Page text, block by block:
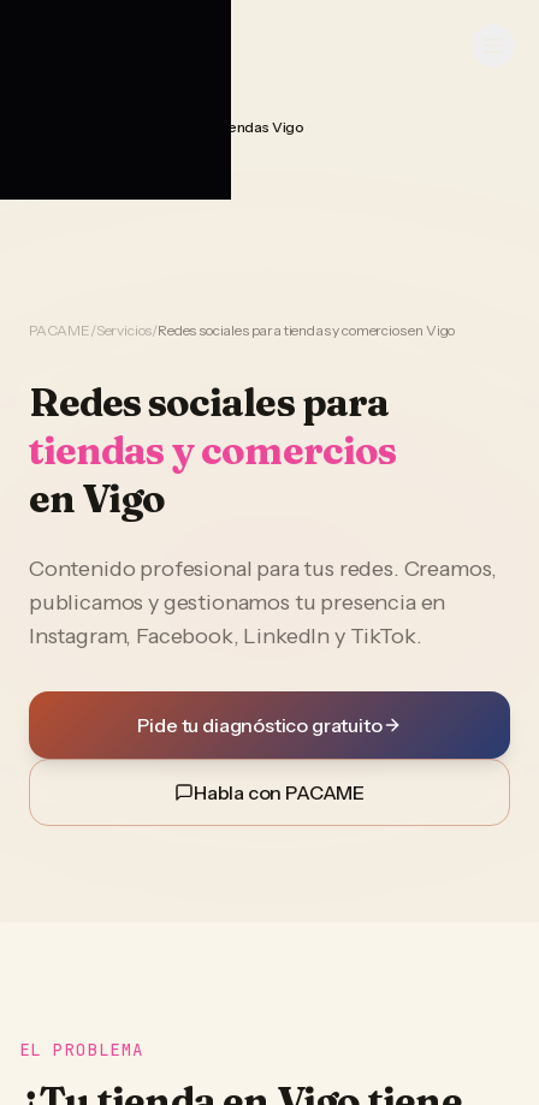
Gestion Redes Sociales Tiendas Vigo
PACAME/Servicios/Redes sociales para tiendas y comercios en Vigo
Redes socialespara
tiendas y comercios
enVigo
Contenido profesional para tus redes. Creamos,
publicamos y gestionamos tu presencia en
Instagram, Facebook, LinkedIn y TikTok.
Pide tu diagnóstico gratuito
Habla con PACAME
EL PROBLEMA